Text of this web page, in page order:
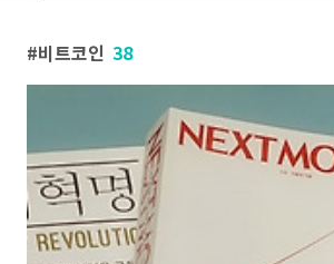
비트코인 38